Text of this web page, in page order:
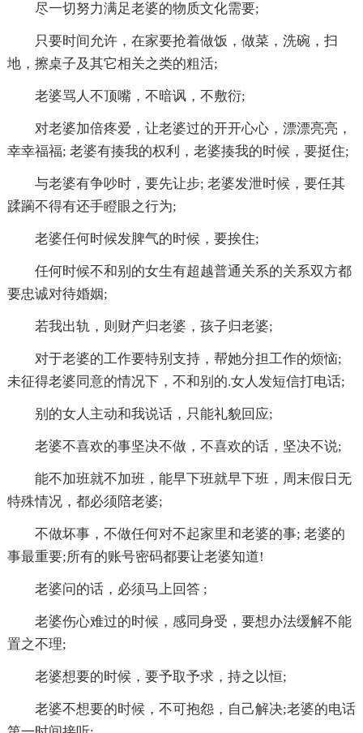
尽一切努力满足老婆的物质文化需要;
只要时间允许，在家要抢着做饭，做菜，洗碗，扫
地，擦桌子及其它相关之类的粗活;
老婆骂人不顶嘴，不暗讽，不敷衍;
对老婆加倍疼爱，让老婆过的开开心心，漂漂亮亮，
幸幸福福; 老婆有揍我的权利，老婆揍我的时候，要挺住;
与老婆有争吵时，要先让步; 老婆发泄时候，要任其
蹂躏不得有还手瞪眼之行为;
老婆任何时候发脾气的时候，要挨住;
任何时候不和别的女生有超越普通关系的关系双方都
要忠诚对待婚姻;
若我出轨，则财产归老婆，孩子归老婆;
对于老婆的工作要特别支持，帮她分担工作的烦恼;
未征得老婆同意的情况下，不和别的.女人发短信打电话;
别的女人主动和我说话，只能礼貌回应;
老婆不喜欢的事坚决不做，不喜欢的话，坚决不说;
能不加班就不加班，能早下班就早下班，周末假日无
特殊情况，都必须陪老婆;
不做坏事，不做任何对不起家里和老婆的事; 老婆的
事最重要;所有的账号密码都要让老婆知道!
老婆问的话，必须马上回答 ;
老婆伤心难过的时候，感同身受，要想办法缓解不能
置之不理;
老婆想要的时候，要予取予求，持之以恒;
老婆不想要的时候，不可抱怨，自己解决;老婆的电话